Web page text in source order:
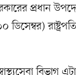
প্রধান
বিভাগ